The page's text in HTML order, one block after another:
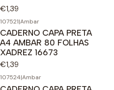
€1,39
107521|Ambar
CADERNO CAPA PRETA
A4 AMBAR 80 FOLHAS
XADREZ 16673
€1,39
107524|Ambar